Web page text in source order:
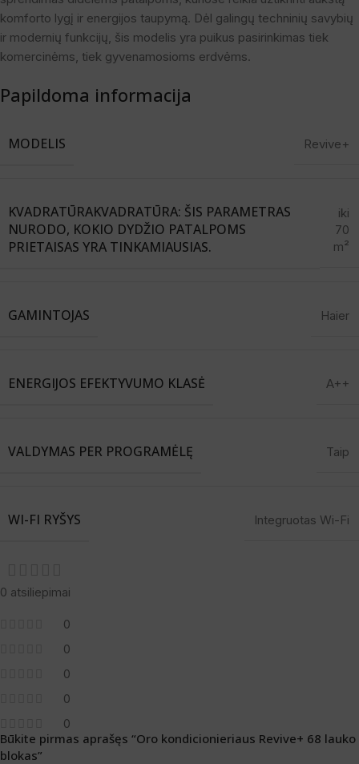
komforto lygį ir energijos taupymą. Dėl galingų techninių savybių
ir modernių funkcijų, šis modelis yra puikus pasirinkimas tiek
komercinėms, tiek gyvenamosioms erdvėms.
Papildoma informacija
MODELIS Revive+
KVADRATŪRAKVADRATŪRA: ŠIS PARAMETRAS
NURODO, KOKIO DYDŽIO PATALPOMS
PRIETAISAS YRA TINKAMIAUSIAS.
iki
70
m²
GAMINTOJAS Haier
ENERGIJOS EFEKTYVUMO KLASĖ A++
VALDYMAS PER PROGRAMĖLĘ Taip
WI-FI RYŠYS Integruotas Wi-Fi
0 atsiliepimai
0
0
0
0
0
Būkite pirmas aprašęs “Oro kondicionieriaus Revive+ 68 lauko
blokas”